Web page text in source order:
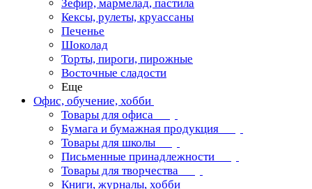
Зефир, мармелад, пастила
Кексы, рулеты, круассаны
Печенье
Шоколад
Торты, пироги, пирожные
Восточные сладости
Еще
Офис, обучение, хобби
Товары для офиса
Бумага и бумажная продукция
Товары для школы
Письменные принадлежности
Товары для творчества
Книги, журналы, хобби